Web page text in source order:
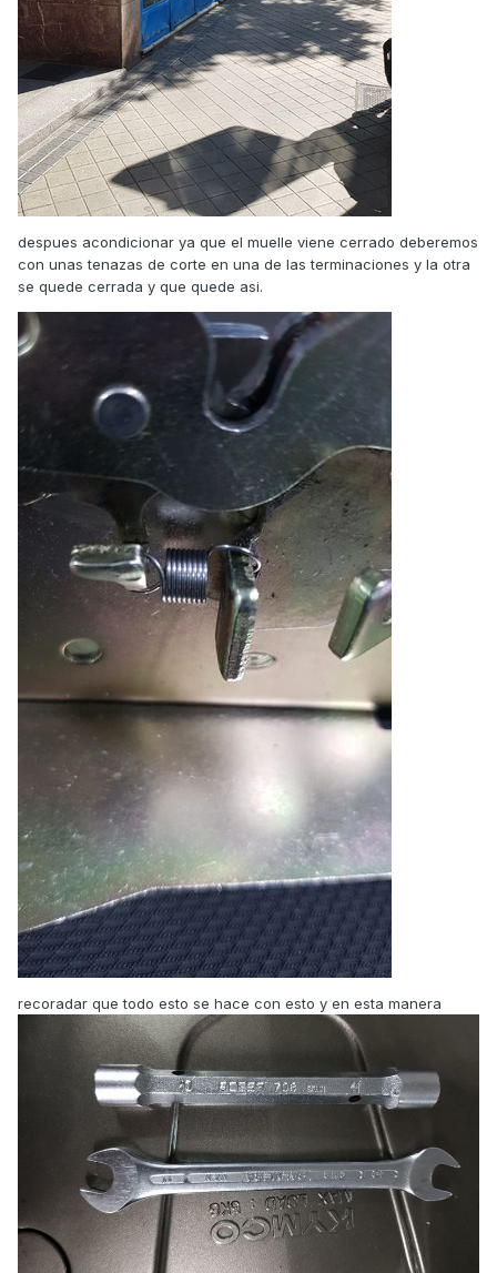
despues acondicionar ya que el muelle viene cerrado deberemos
con unas tenazas de corte en una de las terminaciones y la otra
se quede cerrada y que quede asi.
recoradar que todo esto se hace con esto y en esta manera